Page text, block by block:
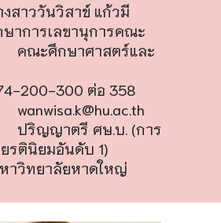
สาววันวิสาข์ แก้วมี
ษาการเลขานุการคณะ
คณะศึกษาศาสตร์และ
200-300 ต่อ 358
wanwisa.k@hu.ac.th
ปริญญาตรี ศษ.บ. (การ
รตินิยมอันดับ 1)
หาวิทยาลัยหาดใหญ่